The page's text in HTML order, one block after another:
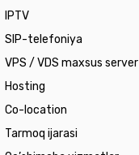
IPTV
SIP-telefoniya
VPS / VDS maxsus server
Hosting
Co-location
Tarmoq ijarasi